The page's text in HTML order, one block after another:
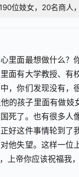
位妓女，20名商人
里面最想做什么
面有大学教授、
，你们发现没有
的孩子里面有做
死了。也有很多
好这件事情轮到
他失望。这样一
上帝你应该祝福我